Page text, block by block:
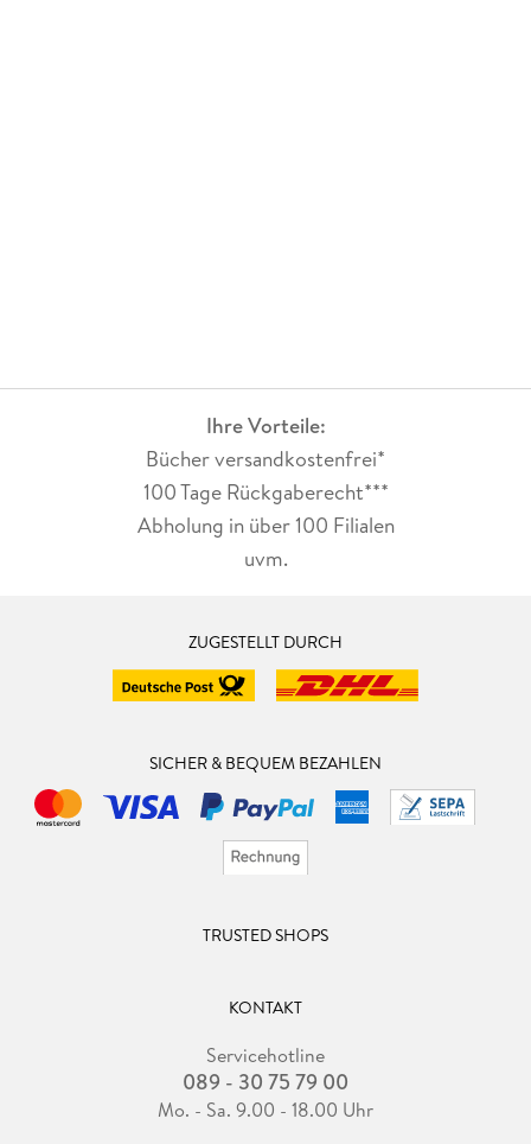
Ihre Vorteile:
Bücher versandkostenfrei*
100 Tage Rückgaberecht***
Abholung in über 100 Filialen
uvm.
ZUGESTELLT DURCH
SICHER & BEQUEM BEZAHLEN
TRUSTED SHOPS
KONTAKT
Servicehotline
089 - 30 75 79 00
Mo. - Sa. 9.00 - 18.00 Uhr